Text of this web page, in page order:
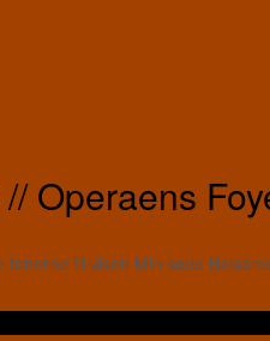
Operaens
tonerne til visen Min søde